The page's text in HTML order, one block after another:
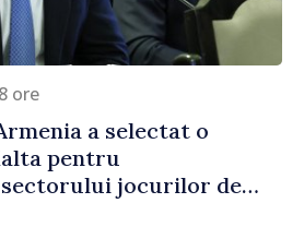
ore
a selectat o
pentru
jocurilor de